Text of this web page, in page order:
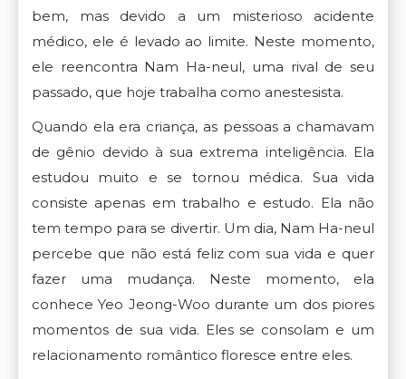
bem, mas devido a um misterioso acidente
médico, ele é levado ao limite. Neste momento,
ele reencontra Nam Ha-neul, uma rival de seu
passado, que hoje trabalha como anestesista.
Quando ela era criança, as pessoas a chamavam
de gênio devido à sua extrema inteligência. Ela
estudou muito e se tornou médica. Sua vida
consiste apenas em trabalho e estudo. Ela não
tem tempo para se divertir. Um dia, Nam Ha-neul
percebe que não está feliz com sua vida e quer
fazer uma mudança. Neste momento, ela
conhece Yeo Jeong-Woo durante um dos piores
momentos de sua vida. Eles se consolam e um
relacionamento romântico floresce entre eles.